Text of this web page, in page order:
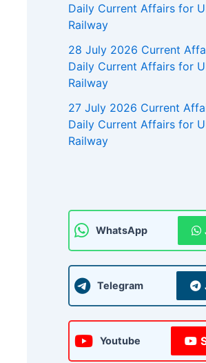
Daily Current Affairs for
Railway
28 July 2026 Current
Daily Current Affairs for
Railway
27 July 2026 Current
Daily Current Affairs for
Railway
WhatsApp
Telegram
Youtube